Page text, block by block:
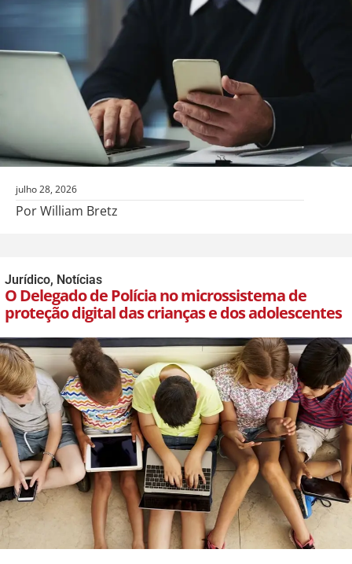
julho 28, 2026
Por William Bretz
Jurídico, Notícias
O Delegado de Polícia no microssistema de
proteção digital das crianças e dos adolescentes